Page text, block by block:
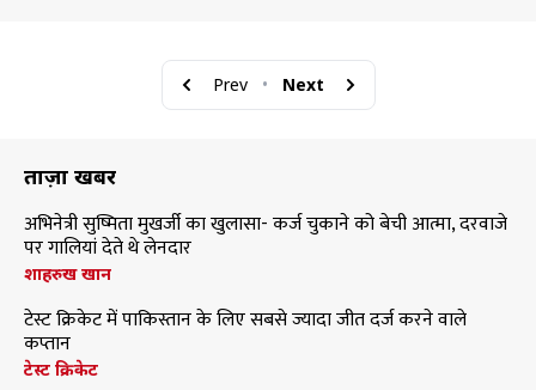
Prev • Next
ताज़ा खबरें
अभिनेत्री सुष्मिता मुखर्जी का खुलासा- कर्ज चुकाने को बेची आत्मा, दरवाजे
पर गालियां देते थे लेनदार
शाहरुख खान
टेस्ट क्रिकेट में पाकिस्तान के लिए सबसे ज्यादा जीत दर्ज करने वाले
कप्तान
टेस्ट क्रिकेट